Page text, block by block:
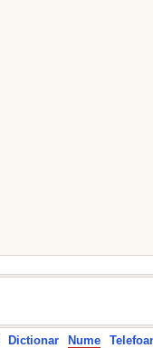
Dictionar Nume